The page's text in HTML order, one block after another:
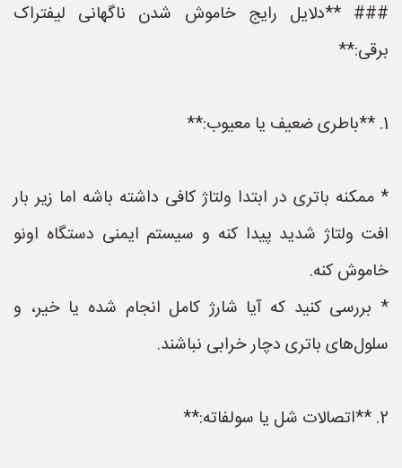
### **دلایل رایج خاموش شدن ناگهانی لیفتراک
برقی:**
1. **باطری ضعیف یا معیوب:**
* ممکنه باتری در ابتدا ولتاژ کافی داشته باشه اما زیر بار
افت ولتاژ شدید پیدا کنه و سیستم ایمنی دستگاه اونو
خاموش کنه.
* بررسی کنید که آیا شارژ کامل انجام شده یا خیر، و
سلول‌های باتری دچار خرابی نباشند.
2. **اتصالات شل یا سولفاته:**